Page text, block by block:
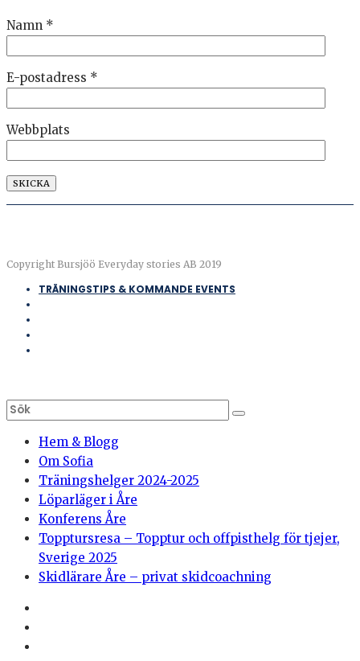
Namn *
E-postadress *
Webbplats
Copyright Bursjöö Everyday stories AB 2019
TRÄNINGSTIPS & KOMMANDE EVENTS
Hem & Blogg
Om Sofia
Träningshelger 2024-2025
Löparläger i Åre
Konferens Åre
Topptursresa – Topptur och offpisthelg för tjejer,
Sverige 2025
Skidlärare Åre – privat skidcoachning